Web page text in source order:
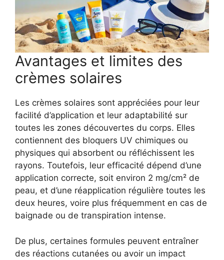
Avantages et limites des
crèmes solaires
Les crèmes solaires sont appréciées pour leur
facilité d’application et leur adaptabilité sur
toutes les zones découvertes du corps. Elles
contiennent des bloquers UV chimiques ou
physiques qui absorbent ou réfléchissent les
rayons. Toutefois, leur efficacité dépend d’une
application correcte, soit environ 2 mg/cm² de
peau, et d’une réapplication régulière toutes les
deux heures, voire plus fréquemment en cas de
baignade ou de transpiration intense.
De plus, certaines formules peuvent entraîner
des réactions cutanées ou avoir un impact